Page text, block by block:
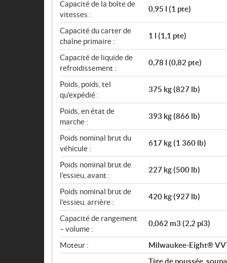
Capacité de la boîte de
vitesses :
0,95 l (1 pte)
Capacité du carter de
chaîne primaire :
1 l (1,1 pte)
Capacité de liquide de
refroidissement :
0,78 l (0,82 pte)
Poids, poids, tel
qu'expédié :
375 kg (827 lb)
Poids, en état de
marche :
393 kg (866 lb)
Poids nominal brut du
véhicule :
617 kg (1 360 lb)
Poids nominal brut de
l’essieu, avant :
227 kg (500 lb)
Poids nominal brut de
l’essieu, arrière :
420 kg (927 lb)
Capacité de rangement
– volume :
0,062 m3 (2,2 pi3)
Moteur : Milwaukee-Eight®
Tige de poussée,